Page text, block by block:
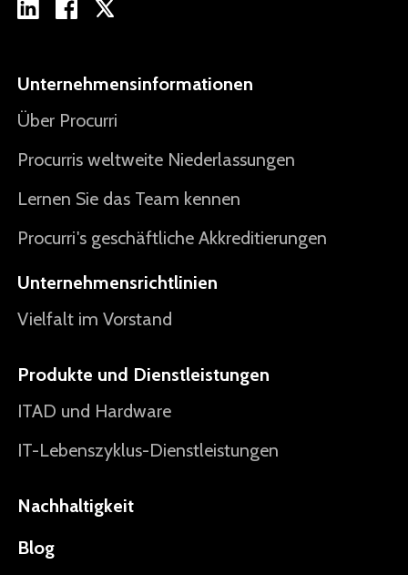
Unternehmensinformationen
Über Procurri
Procurris weltweite Niederlassungen
Lernen Sie das Team kennen
Procurri's geschäftliche Akkreditierungen
Unternehmensrichtlinien
Vielfalt im Vorstand
Produkte und Dienstleistungen
ITAD und Hardware
IT-Lebenszyklus-Dienstleistungen
Nachhaltigkeit
Blog